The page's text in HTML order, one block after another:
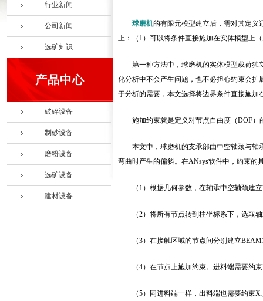
行业新闻
公司新闻
选矿知识
产品中心
破碎设备
制砂设备
磨粉设备
选矿设备
建材设备
球磨机的有限元模型建立后，需对其定义
上：（1）可以将条件直接施加在实体模型上
第一种方法中，球磨机的实体模型载荷
化分析中不会产生问题，也不必担心约束会
于分析的需要，本文选择将边界条件直接施加
施加约束就是定义对节点自由度（DOF
本文中，球磨机的支承部由中空轴颈与
弯曲时产生的偏斜。在ANsys软件中，约束的
（1）根据几何参数，在轴承中空轴颈建
（2）将所有节点转到柱坐标系下，选取
（3）在接触区域的节点间分别建立
（4）在节点上施加约束。进料端需要
（5）同进料端一样，出料端也需要约